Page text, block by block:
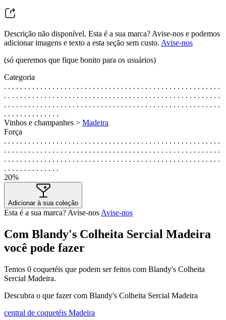
Descrição não disponível. Esta é a sua marca? Avise-nos e podemos
adicionar imagens e texto a esta seção sem custo. Avise-nos
(só queremos que fique bonito para os usuários)
Categoria
. . . . . . . . . . . . . . . . . . . . . . . . . . . . . . . . . . . . . . . . . . . . . . . . . . . . . .
. . . . . . . . . . . . . . . . . . . . . . . . . . . . . . . . . . . . . . . . . . . . . . . . . . . . . .
. . . . . . . . . . . . . . . . . . . . . . . . . . . . . . . . . . . . . . . . . . . . . . . . . . . . . .
. . . . . . . . . . . . . .
Vinhos e champanhes > Madeira
Força
. . . . . . . . . . . . . . . . . . . . . . . . . . . . . . . . . . . . . . . . . . . . . . . . . . . . . .
. . . . . . . . . . . . . . . . . . . . . . . . . . . . . . . . . . . . . . . . . . . . . . . . . . . . . .
. . . . . . . . . . . . . . . . . . . . . . . . . . . . . . . . . . . . . . . . . . . . . . . . . . . . . .
. . . . . . . . . . . . . .
20%
Adicionar à sua coleção
Esta é a sua marca? Avise-nos Avise-nos
Com Blandy's Colheita Sercial Madeira
você pode fazer
Temos 0 coquetéis que podem ser feitos com Blandy's Colheita
Sercial Madeira.
Descubra o que fazer com Blandy's Colheita Sercial Madeira
central de coquetéis Madeira